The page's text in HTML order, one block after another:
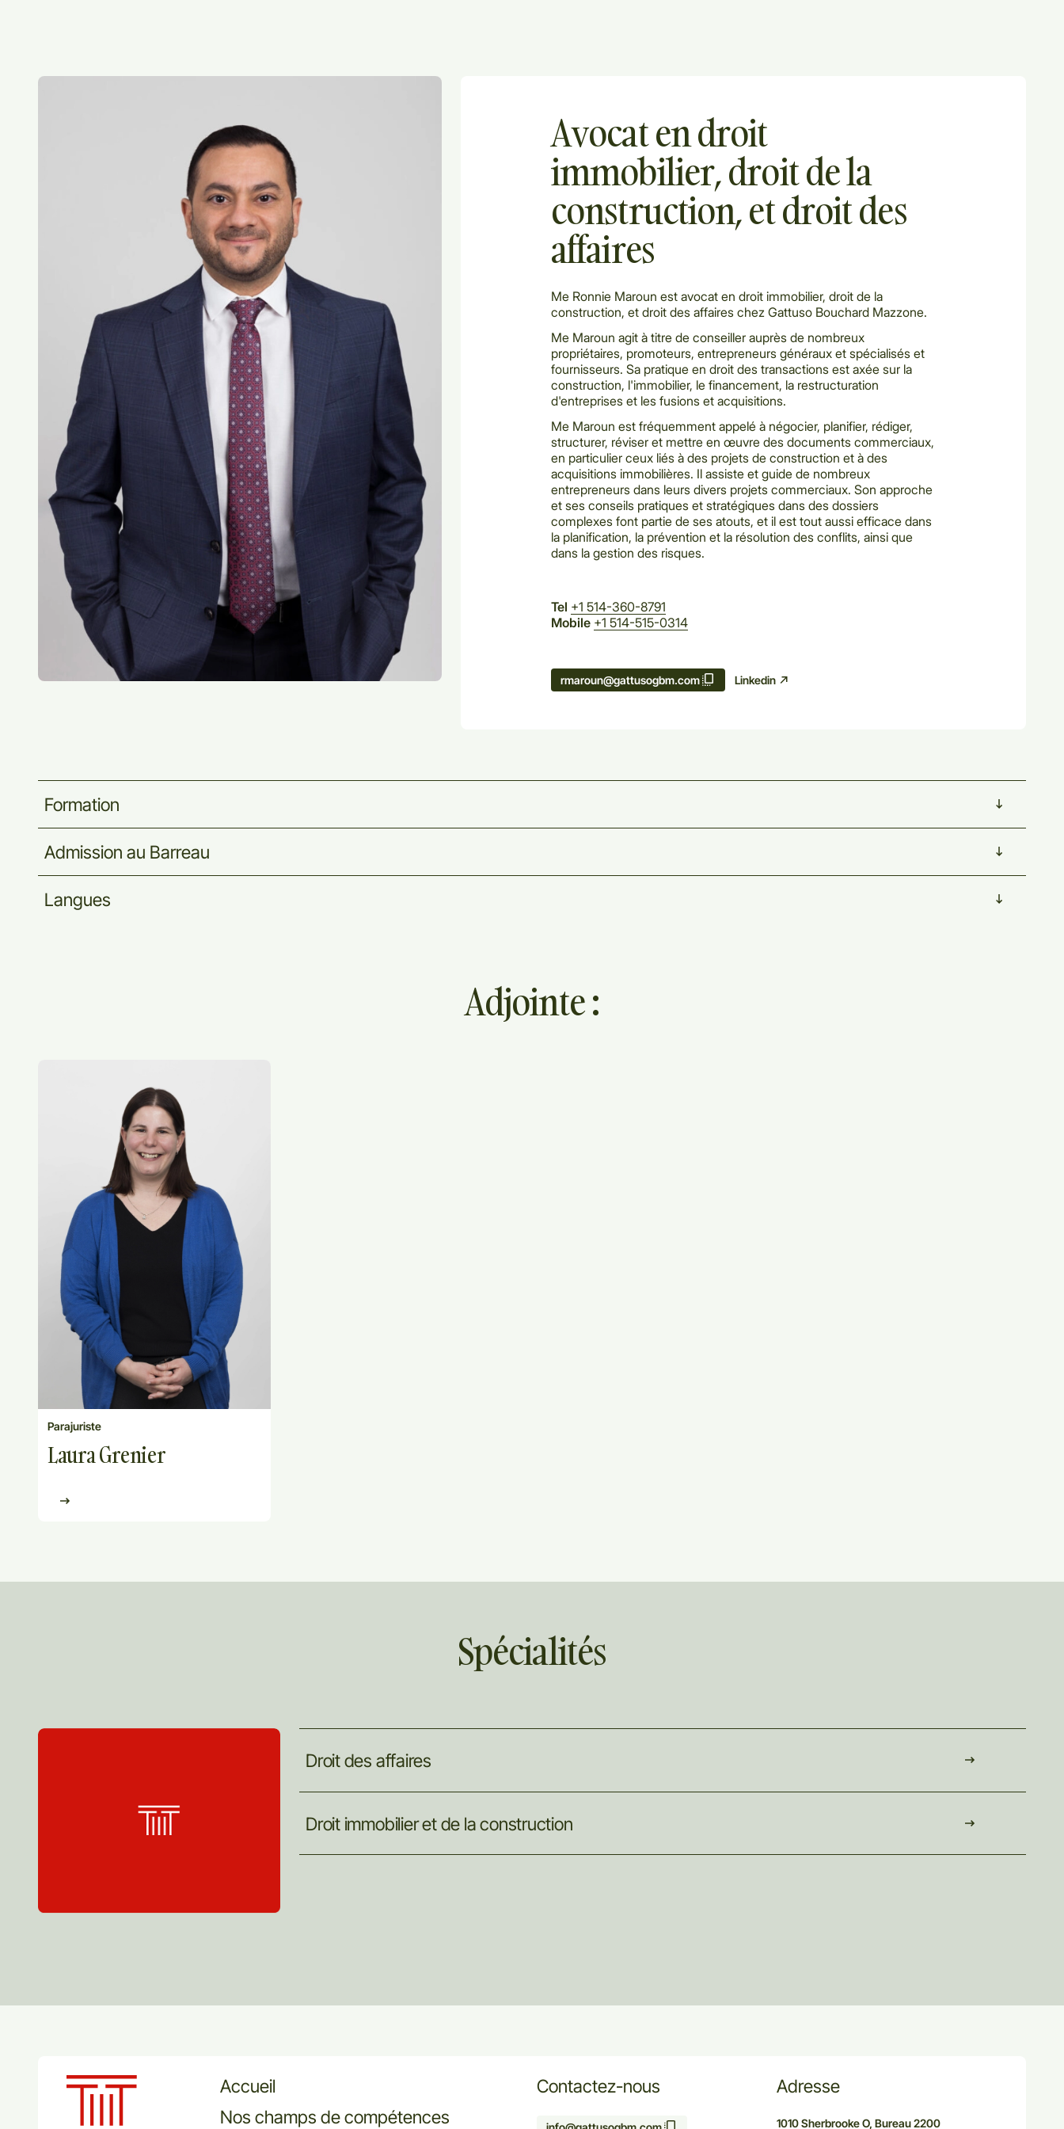
Avocat en droit
immobilier, droit de la
construction, et droit des
affaires
Me Ronnie Maroun est avocat en droit immobilier, droit de la
construction, et droit des affaires chez Gattuso Bouchard Mazzone.
Me Maroun agit à titre de conseiller auprès de nombreux
propriétaires, promoteurs, entrepreneurs généraux et spécialisés et
fournisseurs. Sa pratique en droit des transactions est axée sur la
construction, l'immobilier, le financement, la restructuration
d'entreprises et les fusions et acquisitions.
Me Maroun est fréquemment appelé à négocier, planifier, rédiger,
structurer, réviser et mettre en œuvre des documents commerciaux,
en particulier ceux liés à des projets de construction et à des
acquisitions immobilières. Il assiste et guide de nombreux
entrepreneurs dans leurs divers projets commerciaux. Son approche
et ses conseils pratiques et stratégiques dans des dossiers
complexes font partie de ses atouts, et il est tout aussi efficace dans
la planification, la prévention et la résolution des conflits, ainsi que
dans la gestion des risques.
Tel +1 514-360-8791
Mobile +1 514-515-0314
rmaroun@gattusogbm.com Linkedin
Formation
Admission au Barreau
Langues
Adjointe :
Parajuriste
Laura Grenier
Spécialités
Droitdes affaires
Droitimmobilieretde laconstruction
Accueil
Nos champs de compétences
Contactez-nous Adresse
1010 Sherbrooke O, Bureau 2200